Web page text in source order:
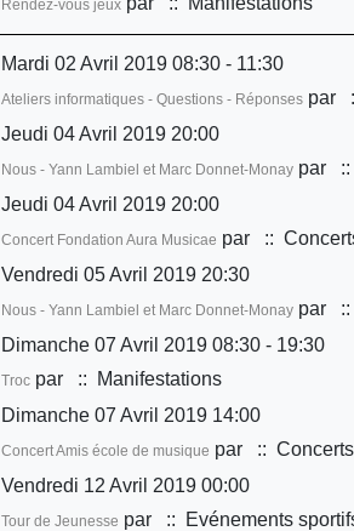
Rendez-vous jeux
Mardi 02 Avril 2019 08:30 - 11:30
Ateliers informatiques - Questions - Réponsespar
Jeudi 04 Avril 2019 20:00
Nous - Yann Lambiel et Marc Donnet-Monaypar
Jeudi 04 Avril 2019 20:00
Concert Fondation Aura Musicae par
::
Vendredi 05 Avril 2019 20:30
Nous - Yann Lambiel et Marc Donnet-Monaypar
Dimanche 07 Avril 2019 08:30 - 19:30
Trocpar
:: Manifestations
Dimanche 07 Avril 2019 14:00
Concert Amis école de musique par
::
Vendredi 12 Avril 2019 00:00
Tour de Jeunesse par
:: Evénements